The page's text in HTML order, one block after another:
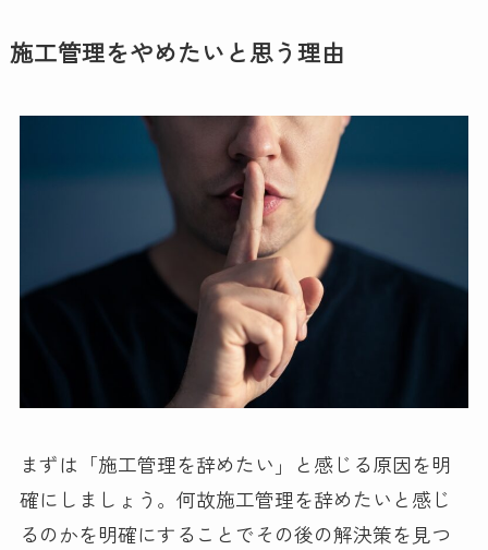
施工管理をやめたいと思う理由
まずは「施工管理を辞めたい」と感じる原因を明
確にしましょう。何故施工管理を辞めたいと感じ
るのかを明確にすることでその後の解決策を見つ